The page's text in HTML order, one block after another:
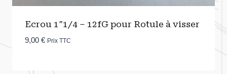
Ecrou 1″1/4 – 12fG pour Rotule à visser
9,00 € Prix TTC